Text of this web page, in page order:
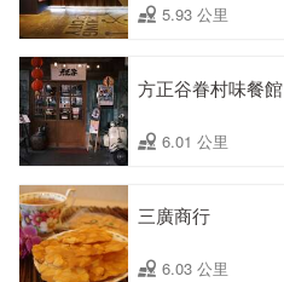
5.93 公里
方正谷眷村味餐館
6.01 公里
三廣商行
6.03 公里